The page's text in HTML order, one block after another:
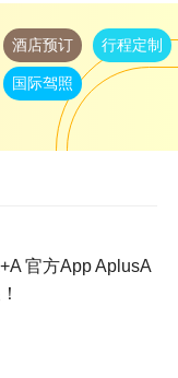
酒店预订 行程定制
国际驾照
官方App AplusA